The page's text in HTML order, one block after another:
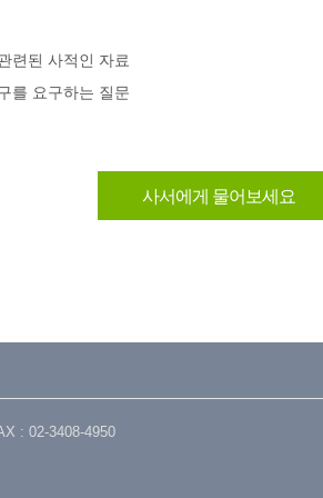
련된 사적인 자료
를 요구하는 질문
사서에게 물어보세요
: 02-3408-4950